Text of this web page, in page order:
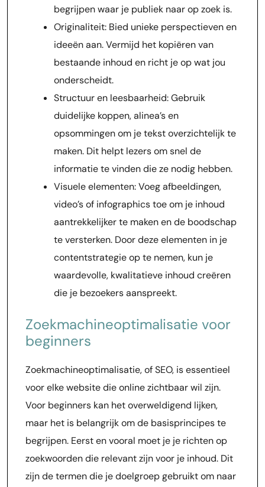
begrijpen waar je publiek naar op zoek is.
Originaliteit: Bied unieke perspectieven en
ideeën aan. Vermijd het kopiëren van
bestaande inhoud en richt je op wat jou
onderscheidt.
Structuur en leesbaarheid: Gebruik
duidelijke koppen, alinea’s en
opsommingen om je tekst overzichtelijk te
maken. Dit helpt lezers om snel de
informatie te vinden die ze nodig hebben.
Visuele elementen: Voeg afbeeldingen,
video’s of infographics toe om je inhoud
aantrekkelijker te maken en de boodschap
te versterken. Door deze elementen in je
contentstrategie op te nemen, kun je
waardevolle, kwalitatieve inhoud creëren
die je bezoekers aanspreekt.
Zoekmachineoptimalisatie voor
beginners
Zoekmachineoptimalisatie, of SEO, is essentieel
voor elke website die online zichtbaar wil zijn.
Voor beginners kan het overweldigend lijken,
maar het is belangrijk om de basisprincipes te
begrijpen. Eerst en vooral moet je je richten op
zoekwoorden die relevant zijn voor je inhoud. Dit
zijn de termen die je doelgroep gebruikt om naar